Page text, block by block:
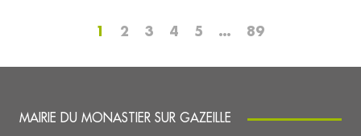
1 2 3 4 5 … 89
MAIRIE DU MONASTIER SUR GAZEILLE